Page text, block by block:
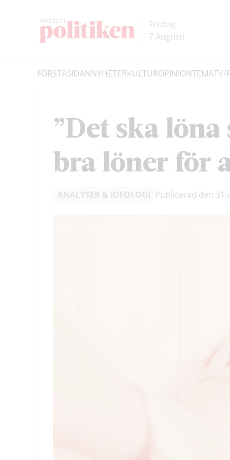
Fredag
7 Augusti
FÖRSTASIDANNYHETERKULTUROPINIONTEMATV/
”Det ska
bra löner för
ANALYSER & IDEOLOGI Publicerad den 31